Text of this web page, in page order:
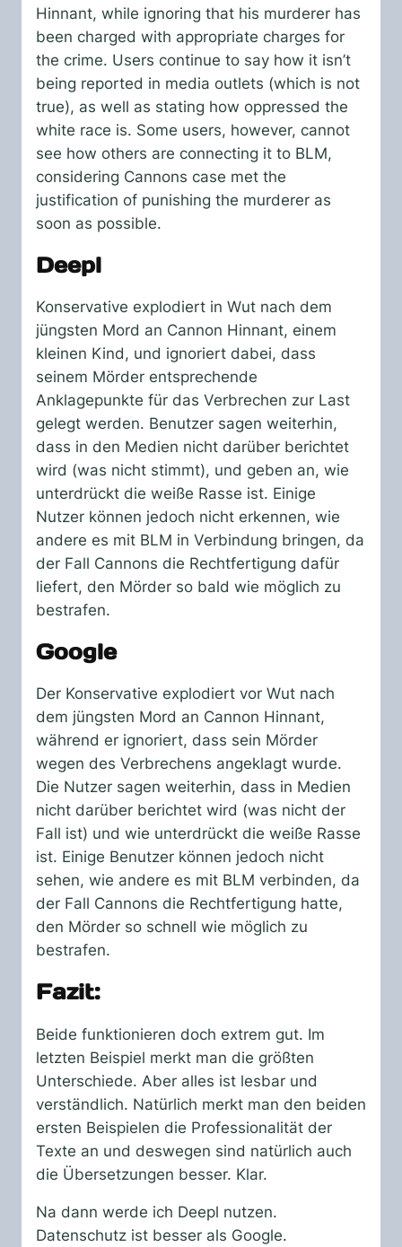
Hinnant, while ignoring that his murderer has
been charged with appropriate charges for
the crime. Users continue to say how it isn’t
being reported in media outlets (which is not
true), as well as stating how oppressed the
white race is. Some users, however, cannot
see how others are connecting it to BLM,
considering Cannons case met the
justification of punishing the murderer as
soon as possible.
Deepl
Konservative explodiert in Wut nach dem
jüngsten Mord an Cannon Hinnant, einem
kleinen Kind, und ignoriert dabei, dass
seinem Mörder entsprechende
Anklagepunkte für das Verbrechen zur Last
gelegt werden. Benutzer sagen weiterhin,
dass in den Medien nicht darüber berichtet
wird (was nicht stimmt), und geben an, wie
unterdrückt die weiße Rasse ist. Einige
Nutzer können jedoch nicht erkennen, wie
andere es mit BLM in Verbindung bringen, da
der Fall Cannons die Rechtfertigung dafür
liefert, den Mörder so bald wie möglich zu
bestrafen.
Google
Der Konservative explodiert vor Wut nach
dem jüngsten Mord an Cannon Hinnant,
während er ignoriert, dass sein Mörder
wegen des Verbrechens angeklagt wurde.
Die Nutzer sagen weiterhin, dass in Medien
nicht darüber berichtet wird (was nicht der
Fall ist) und wie unterdrückt die weiße Rasse
ist. Einige Benutzer können jedoch nicht
sehen, wie andere es mit BLM verbinden, da
der Fall Cannons die Rechtfertigung hatte,
den Mörder so schnell wie möglich zu
bestrafen.
Fazit:
Beide funktionieren doch extrem gut. Im
letzten Beispiel merkt man die größten
Unterschiede. Aber alles ist lesbar und
verständlich. Natürlich merkt man den beiden
ersten Beispielen die Professionalität der
Texte an und deswegen sind natürlich auch
die Übersetzungen besser. Klar.
Na dann werde ich Deepl nutzen.
Datenschutz ist besser als Google.